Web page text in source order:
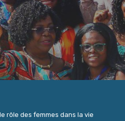
rôle des femmes dans la vie